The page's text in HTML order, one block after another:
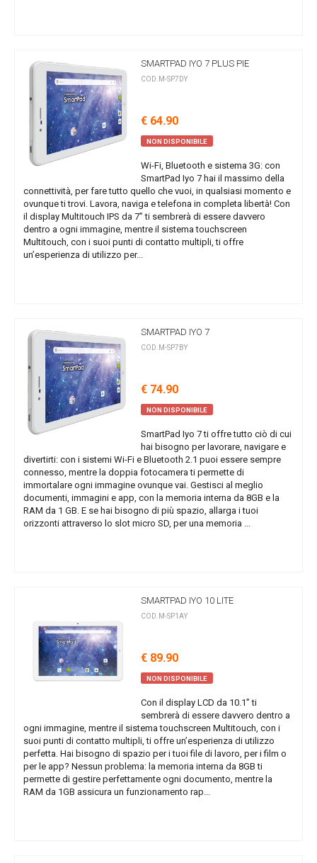
SMARTPAD IYO 7 PLUS PIE
COD.M-SP7DY
€ 64.90
NON DISPONIBILE
Wi-Fi, Bluetooth e sistema 3G: con
SmartPad Iyo 7 hai il massimo della
connettività, per fare tutto quello che vuoi, in qualsiasi momento e
ovunque ti trovi. Lavora, naviga e telefona in completa libertà! Con
il display Multitouch IPS da 7” ti sembrerà di essere davvero
dentro a ogni immagine, mentre il sistema touchscreen
Multitouch, con i suoi punti di contatto multipli, ti offre
un’esperienza di utilizzo per...
SMARTPAD IYO 7
COD.M-SP7BY
€ 74.90
NON DISPONIBILE
SmartPad Iyo 7 ti offre tutto ciò di cui
hai bisogno per lavorare, navigare e
divertirti: con i sistemi Wi-Fi e Bluetooth 2.1 puoi essere sempre
connesso, mentre la doppia fotocamera ti permette di
immortalare ogni immagine ovunque vai. Gestisci al meglio
documenti, immagini e app, con la memoria interna da 8GB e la
RAM da 1 GB. E se hai bisogno di più spazio, allarga i tuoi
orizzonti attraverso lo slot micro SD, per una memoria ...
SMARTPAD IYO 10 LITE
COD.M-SP1AY
€ 89.90
NON DISPONIBILE
Con il display LCD da 10.1” ti
sembrerà di essere davvero dentro a
ogni immagine, mentre il sistema touchscreen Multitouch, con i
suoi punti di contatto multipli, ti offre un’esperienza di utilizzo
perfetta. Hai bisogno di spazio per i tuoi file di lavoro, per i film o
per le app? Nessun problema: la memoria interna da 8GB ti
permette di gestire perfettamente ogni documento, mentre la
RAM da 1GB assicura un funzionamento rap...